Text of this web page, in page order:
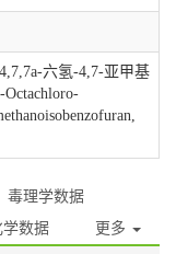
六氢-4,7-亚甲基
毒理学数据
数据 更多